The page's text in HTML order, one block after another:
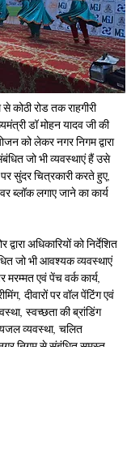
कोठी रोड तक राहगीरी
डॉ मोहन यादव जी की
को लेकर नगर निगम द्वारा
जो भी व्यवस्थाएं हैं उसे
पर सुंदर चित्रकारी करते हुए,
ब्लॉक लगाए जाने का कार्य
अधिकारियों को निर्देशित
जो भी आवश्यक व्यवस्थाएं
मरम्मत एवं पेंच वर्क कार्य,
दीवारों पर वॉल पेंटिंग एवं
स्वच्छता की ब्रांडिंग
व्यवस्था, चलित
निगम से संबंधित समस्त